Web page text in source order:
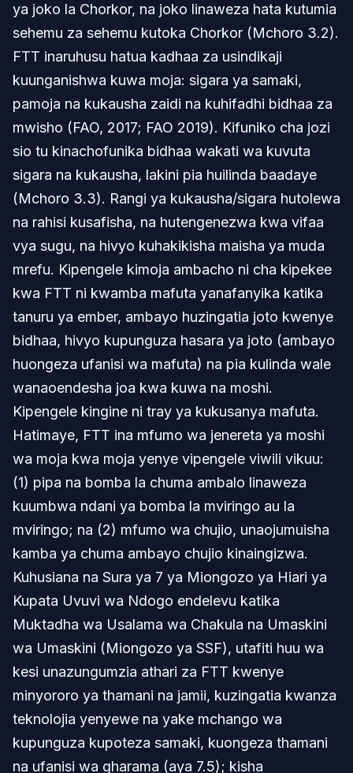
ya joko la Chorkor, na joko linaweza hata kutumia
sehemu za sehemu kutoka Chorkor (Mchoro 3.2).
FTT inaruhusu hatua kadhaa za usindikaji
kuunganishwa kuwa moja: sigara ya samaki,
pamoja na kukausha zaidi na kuhifadhi bidhaa za
mwisho (FAO, 2017; FAO 2019). Kifuniko cha jozi
sio tu kinachofunika bidhaa wakati wa kuvuta
sigara na kukausha, lakini pia huilinda baadaye
(Mchoro 3.3). Rangi ya kukausha/sigara hutolewa
na rahisi kusafisha, na hutengenezwa kwa vifaa
vya sugu, na hivyo kuhakikisha maisha ya muda
mrefu. Kipengele kimoja ambacho ni cha kipekee
kwa FTT ni kwamba mafuta yanafanyika katika
tanuru ya ember, ambayo huzingatia joto kwenye
bidhaa, hivyo kupunguza hasara ya joto (ambayo
huongeza ufanisi wa mafuta) na pia kulinda wale
wanaoendesha joa kwa kuwa na moshi.
Kipengele kingine ni tray ya kukusanya mafuta.
Hatimaye, FTT ina mfumo wa jenereta ya moshi
wa moja kwa moja yenye vipengele viwili vikuu:
(1) pipa na bomba la chuma ambalo linaweza
kuumbwa ndani ya bomba la mviringo au la
mviringo; na (2) mfumo wa chujio, unaojumuisha
kamba ya chuma ambayo chujio kinaingizwa.
Kuhusiana na Sura ya 7 ya Miongozo ya Hiari ya
Kupata Uvuvi wa Ndogo endelevu katika
Muktadha wa Usalama wa Chakula na Umaskini
wa Umaskini (Miongozo ya SSF), utafiti huu wa
kesi unazungumzia athari za FTT kwenye
minyororo ya thamani na jamii, kuzingatia kwanza
teknolojia yenyewe na yake mchango wa
kupunguza kupoteza samaki, kuongeza thamani
na ufanisi wa gharama (aya 7.5); kisha